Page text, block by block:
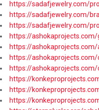
https://sadafjewelry.com/
https://sadafjewelry.com/
https://sadafjewelry.com/
https://ashokaprojects.com/
https://
https://
https://
https://
https://
https://